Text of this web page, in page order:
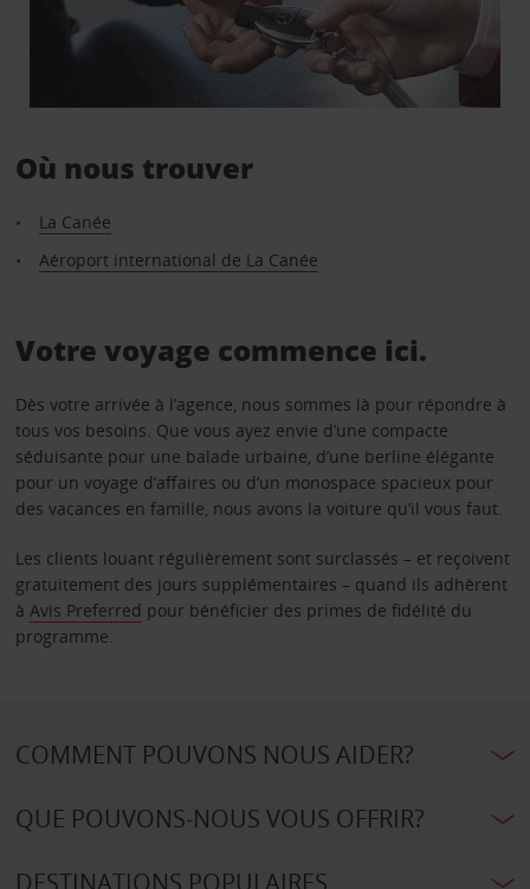
Où nous trouver
La Canée
Aéroport international de La Canée
Votre voyage commence ici.
Dès votre arrivée à l’agence, nous sommes là pour répondre à
tous vos besoins. Que vous ayez envie d’une compacte
séduisante pour une balade urbaine, d’une berline élégante
pour un voyage d’affaires ou d’un monospace spacieux pour
des vacances en famille, nous avons la voiture qu’il vous faut.
Les clients louant régulièrement sont surclassés – et reçoivent
gratuitement des jours supplémentaires – quand ils adhèrent
à Avis Preferred pour bénéficier des primes de fidélité du
programme.
COMMENT POUVONS NOUS AIDER?
QUE POUVONS-NOUS VOUS OFFRIR?
DESTINATIONS POPULAIRES